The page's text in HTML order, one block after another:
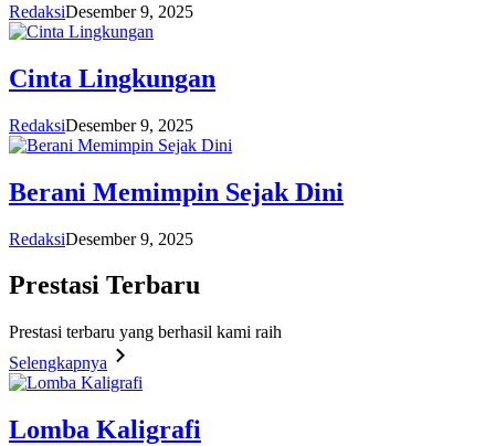
RedaksiDesember 9, 2025
Cinta Lingkungan
RedaksiDesember 9, 2025
Berani Memimpin Sejak Dini
RedaksiDesember 9, 2025
Prestasi Terbaru
Prestasi terbaru yang berhasil kami raih
Selengkapnya
Lomba Kaligrafi